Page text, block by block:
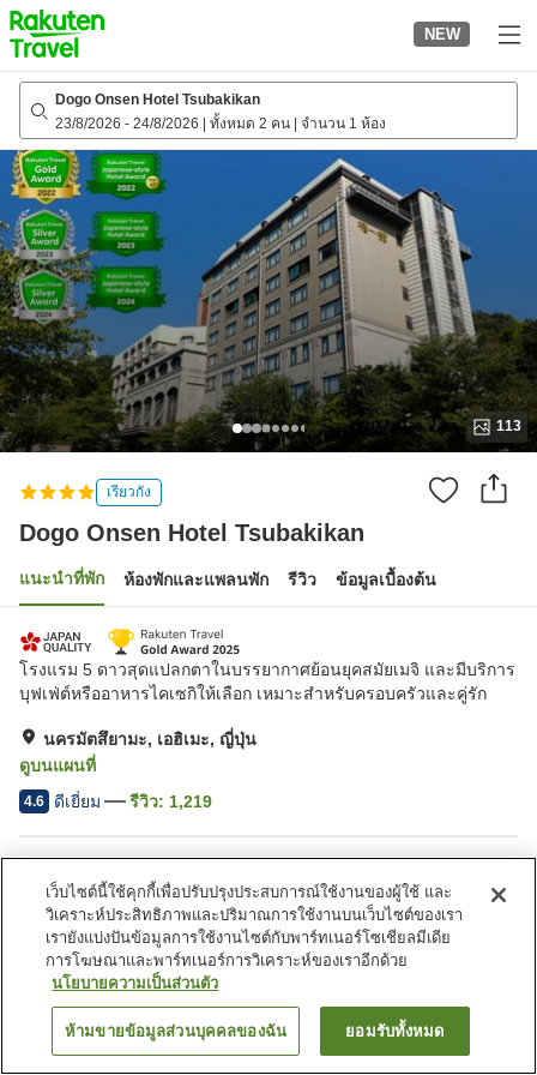
to
top
page
NEW
Dogo Onsen Hotel Tsubakikan
23/8/2026 - 24/8/2026 ทั้งหมด 2 คน จำนวน 1 ห้อง
113
เรียวกัง
Dogo Onsen Hotel Tsubakikan
แนะนำที่พัก ห้องพักและแพลนพัก รีวิว ข้อมูลเบื้องต้น
โรงแรม 5 ดาวสุดแปลกตาในบรรยากาศย้อนยุคสมัยเมจิ และมีบริการ
บุฟเฟ่ต์หรืออาหารไคเซกิให้เลือก เหมาะสำหรับครอบครัวและคู่รัก
นครมัตสึยามะ, เอฮิเมะ, ญี่ปุ่น
ดูบนแผนที่
4.6 ดีเยี่ยม รีวิว: 1,219
ที่จอดรถ
สปา/บิวตี้ซาลอน
เลานจ์
คาเฟ่
หน้าแรก ญี่ปุ่น เอฮิเมะ
Dogo Onsen Hotel Tsubakikan
ค้นหาห้องพัก
เว็บไซต์นี้ใช้คุกกี้เพื่อปรับปรุงประสบการณ์ใช้งานของผู้ใช้ และ
วิเคราะห์ประสิทธิภาพและปริมาณการใช้งานบนเว็บไซต์ของเรา
เรายังแบ่งปันข้อมูลการใช้งานไซต์กับพาร์ทเนอร์โซเชียลมีเดีย
การโฆษณาและพาร์ทเนอร์การวิเคราะห์ของเราอีกด้วย
นโยบายความเป็นส่วนตัว
ห้ามขายข้อมูลส่วนบุคคลของฉัน ยอมรับทั้งหมด